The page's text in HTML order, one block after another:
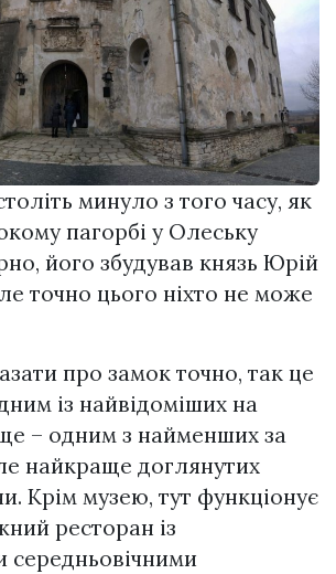
минуло з того часу, як
пагорбі у Олеську
його збудував князь Юрій
точно цього ніхто не може
про замок точно, так це
із найвідоміших на
– одним з найменших за
найкраще доглянутих
Крім музею, тут функціонує
ресторан із
середньовічними